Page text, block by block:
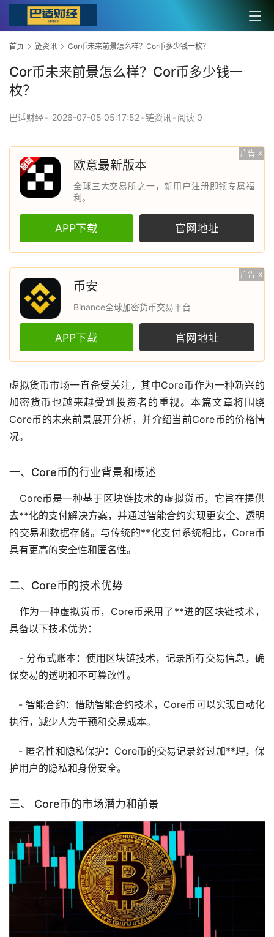
首页 链资讯 Cor币未来前景怎么样？Cor币多少钱一枚？
Cor币未来前景怎么样？Cor币多少钱一
枚？
巴适财经• 2026-07-05 05:17:52•链资讯 • 阅读 0
广告 X
欧意最新版本
全球三大交易所之一，新用户注册即领专属福
利。
APP下载 官网地址
广告 X
币安
Binance全球加密货币交易平台
APP下载 官网地址
虚拟货币市场一直备受关注，其中Core币作为一种新兴的
加密货币也越来越受到投资者的重视。本篇文章将围绕
Core币的未来前景展开分析，并介绍当前Core币的价格情
况。
一、Core币的行业背景和概述
Core币是一种基于区块链技术的虚拟货币，它旨在提供
去**化的支付解决方案，并通过智能合约实现更安全、透明
的交易和数据存储。与传统的**化支付系统相比，Core币
具有更高的安全性和匿名性。
二、Core币的技术优势
作为一种虚拟货币，Core币采用了**进的区块链技术，
具备以下技术优势：
- 分布式账本：使用区块链技术，记录所有交易信息，确
保交易的透明和不可篡改性。
- 智能合约：借助智能合约技术，Core币可以实现自动化
执行，减少人为干预和交易成本。
- 匿名性和隐私保护：Core币的交易记录经过加**理，保
护用户的隐私和身份安全。
三、 Core币的市场潜力和前景